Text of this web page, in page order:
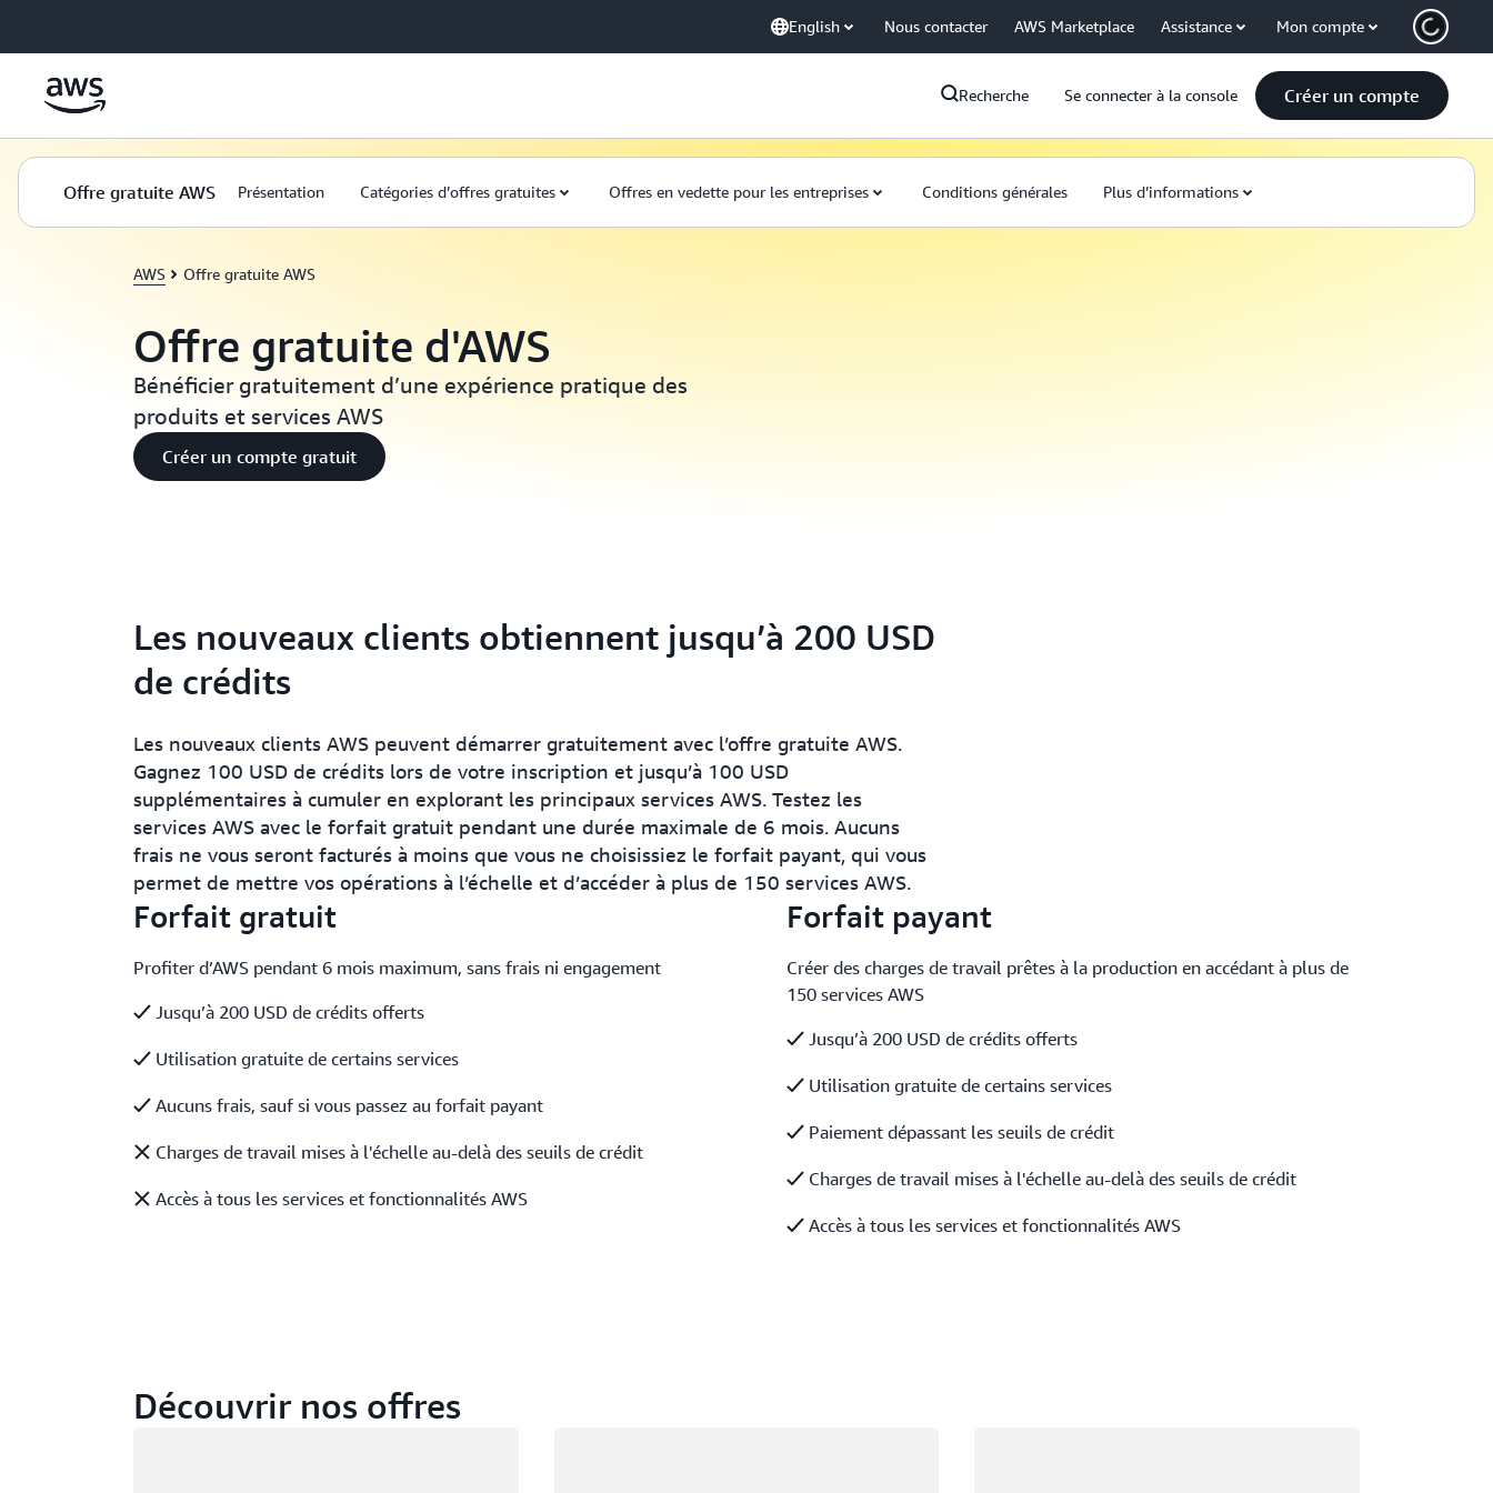
English Nous contacter AWS Marketplace Assistance Mon compte
Recherche Se connecter à la console Créer un compte
Offre gratuite AWS Présentation Catégories d’offres gratuites Offres en vedette pour les entreprises Conditions générales Plus d’informations
AWS Offre gratuite AWS
Offre gratuite d'AWS
Bénéficier gratuitement d’une expérience pratique des
produits et services AWS
Créer un compte gratuit
Les nouveaux clients obtiennent jusqu’à 200 USD
de crédits
Les nouveaux clients AWS peuvent démarrer gratuitement avec l’offre gratuite AWS.
Gagnez 100 USD de crédits lors de votre inscription et jusqu’à 100 USD
supplémentaires à cumuler en explorant les principaux services AWS. Testez les
services AWS avec le forfait gratuit pendant une durée maximale de 6 mois. Aucuns
frais ne vous seront facturés à moins que vous ne choisissiez le forfait payant, qui vous
permet de mettre vos opérations à l’échelle et d’accéder à plus de 150 services AWS.
Forfait gratuit
Profiter d’AWS pendant 6 mois maximum, sans frais ni engagement
Jusqu’à 200 USD de crédits offerts
Utilisation gratuite de certains services
Aucuns frais, sauf si vous passez au forfait payant
Charges de travail mises à l'échelle au-delà des seuils de crédit
Accès à tous les services et fonctionnalités AWS
Forfait payant
Créer des charges de travail prêtes à la production en accédant à plus de
150 services AWS
Jusqu’à 200 USD de crédits offerts
Utilisation gratuite de certains services
Paiement dépassant les seuils de crédit
Charges de travail mises à l'échelle au-delà des seuils de crédit
Accès à tous les services et fonctionnalités AWS
Découvrir nos offres